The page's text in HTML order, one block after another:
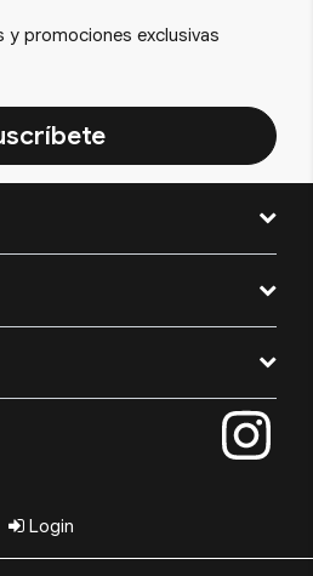
y promociones exclusivas
Login